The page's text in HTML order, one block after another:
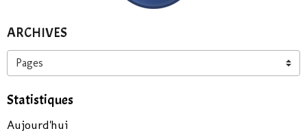
ARCHIVES
Statistiques
Aujourd'hui